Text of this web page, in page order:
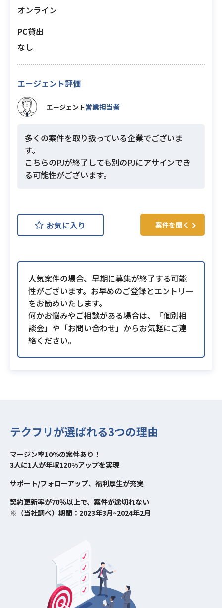
オンライン
PC貸出
なし
エージェント評価
エージェント営業担当者
多くの案件を取り扱っている企業でございま
す。
こちらのPJが終了しても別のPJにアサインでき
る可能性がございます。
お気に入り 案件を聞く
人気案件の場合、早期に募集が終了する可能
性がございます。お早めのご登録とエントリー
をお勧めいたします。
何かお悩みやご相談がある場合は、「個別相
談会」や「お問い合わせ」からお気軽にご連
絡ください。
テクフリが選ばれる3つの理由
マージン率10%の案件あり！
3人に1人が年収120%アップを実現
サポート/フォローアップ、福利厚生が充実
契約更新率が70％以上で、案件が途切れない
※（当社調べ）期間：2023年3月~2024年2月